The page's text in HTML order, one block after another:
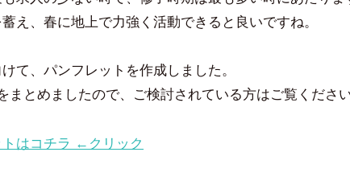
ト
え、春に地上で力強く活動できると良いですね。
て、パンフレットを作成しました。
まとめましたので、ご検討されている方はご覧ください
はコチラ ←クリック